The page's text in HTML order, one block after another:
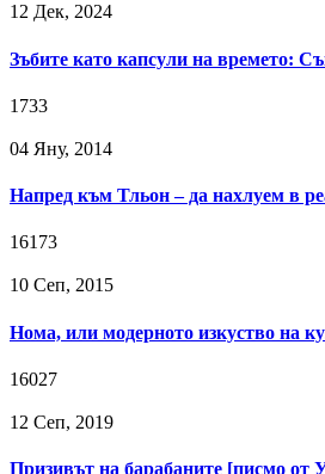
12 Дек, 2024
Зъбите като капсули на времето:
1733
04 Яну, 2014
Напред към Тльон – да нахлуем в
16173
10 Сeп, 2015
Нома, или модерното изкуство на
16027
12 Сeп, 2019
Призивът на барабаните [писмо от